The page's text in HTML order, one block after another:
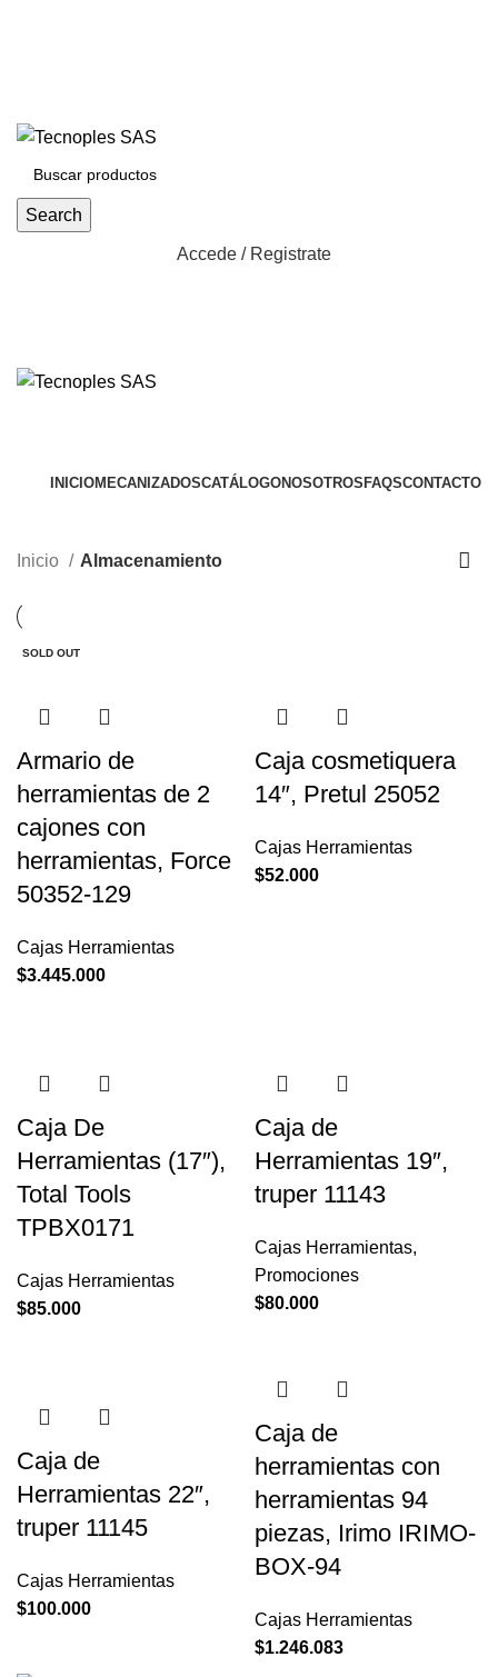
Search
Accede / Registrate
INICIOMECANIZADOSCATÁLOGONOSOTROSFAQSCONTACTO
Inicio Almacenamiento
SOLD OUT
Armario de
herramientas de 2
cajones con
herramientas, Force
50352-129
Cajas Herramientas
$3.445.000
Caja cosmetiquera
14″, Pretul 25052
Cajas Herramientas
$52.000
Caja De
Herramientas (17″),
Total Tools
TPBX0171
Cajas Herramientas
$85.000
Caja de
Herramientas 19″,
truper 11143
Cajas Herramientas,
Promociones
$80.000
Caja de
Herramientas 22″,
truper 11145
Cajas Herramientas
$100.000
Caja de
herramientas con
herramientas 94
piezas, Irimo IRIMO-
BOX-94
Cajas Herramientas
$1.246.083